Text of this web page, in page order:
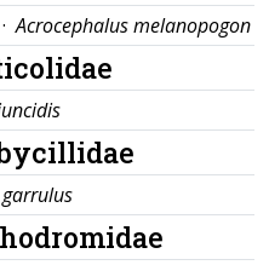
·Acrocephalus melanopogon